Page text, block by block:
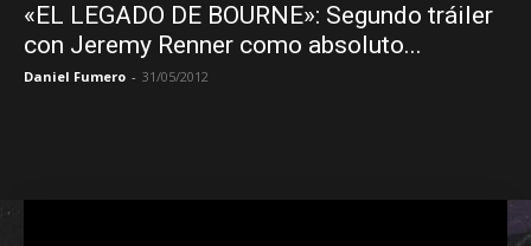
«EL LEGADO DE BOURNE»: Segundo tráiler
con Jeremy Renner como absoluto...
Daniel Fumero - 31/05/2012